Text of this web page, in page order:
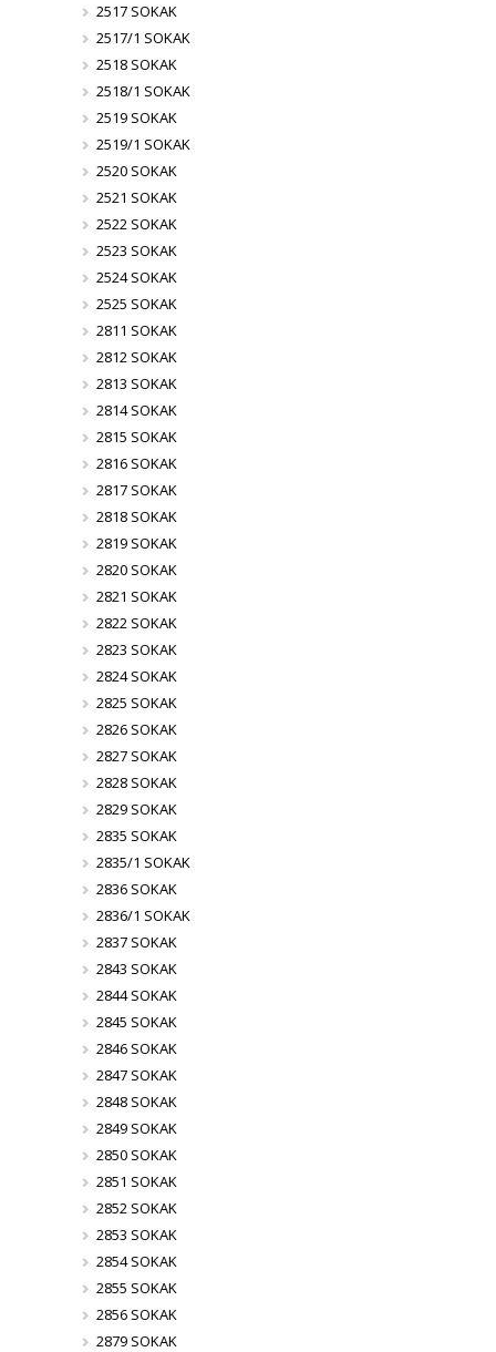
2517 SOKAK
2517/1 SOKAK
2518 SOKAK
2518/1 SOKAK
2519 SOKAK
2519/1 SOKAK
2520 SOKAK
2521 SOKAK
2522 SOKAK
2523 SOKAK
2524 SOKAK
2525 SOKAK
2811 SOKAK
2812 SOKAK
2813 SOKAK
2814 SOKAK
2815 SOKAK
2816 SOKAK
2817 SOKAK
2818 SOKAK
2819 SOKAK
2820 SOKAK
2821 SOKAK
2822 SOKAK
2823 SOKAK
2824 SOKAK
2825 SOKAK
2826 SOKAK
2827 SOKAK
2828 SOKAK
2829 SOKAK
2835 SOKAK
2835/1 SOKAK
2836 SOKAK
2836/1 SOKAK
2837 SOKAK
2843 SOKAK
2844 SOKAK
2845 SOKAK
2846 SOKAK
2847 SOKAK
2848 SOKAK
2849 SOKAK
2850 SOKAK
2851 SOKAK
2852 SOKAK
2853 SOKAK
2854 SOKAK
2855 SOKAK
2856 SOKAK
2879 SOKAK